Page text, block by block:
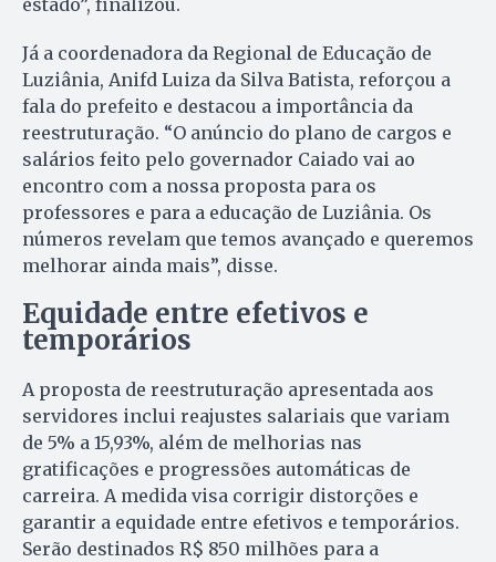
estado”, finalizou.
Já a coordenadora da Regional de Educação de
Luziânia, Anifd Luiza da Silva Batista, reforçou a
fala do prefeito e destacou a importância da
reestruturação. “O anúncio do plano de cargos e
salários feito pelo governador Caiado vai ao
encontro com a nossa proposta para os
professores e para a educação de Luziânia. Os
números revelam que temos avançado e queremos
melhorar ainda mais”, disse.
Equidade entre efetivos e
temporários
A proposta de reestruturação apresentada aos
servidores inclui reajustes salariais que variam
de 5% a 15,93%, além de melhorias nas
gratificações e progressões automáticas de
carreira. A medida visa corrigir distorções e
garantir a equidade entre efetivos e temporários.
Serão destinados R$ 850 milhões para a